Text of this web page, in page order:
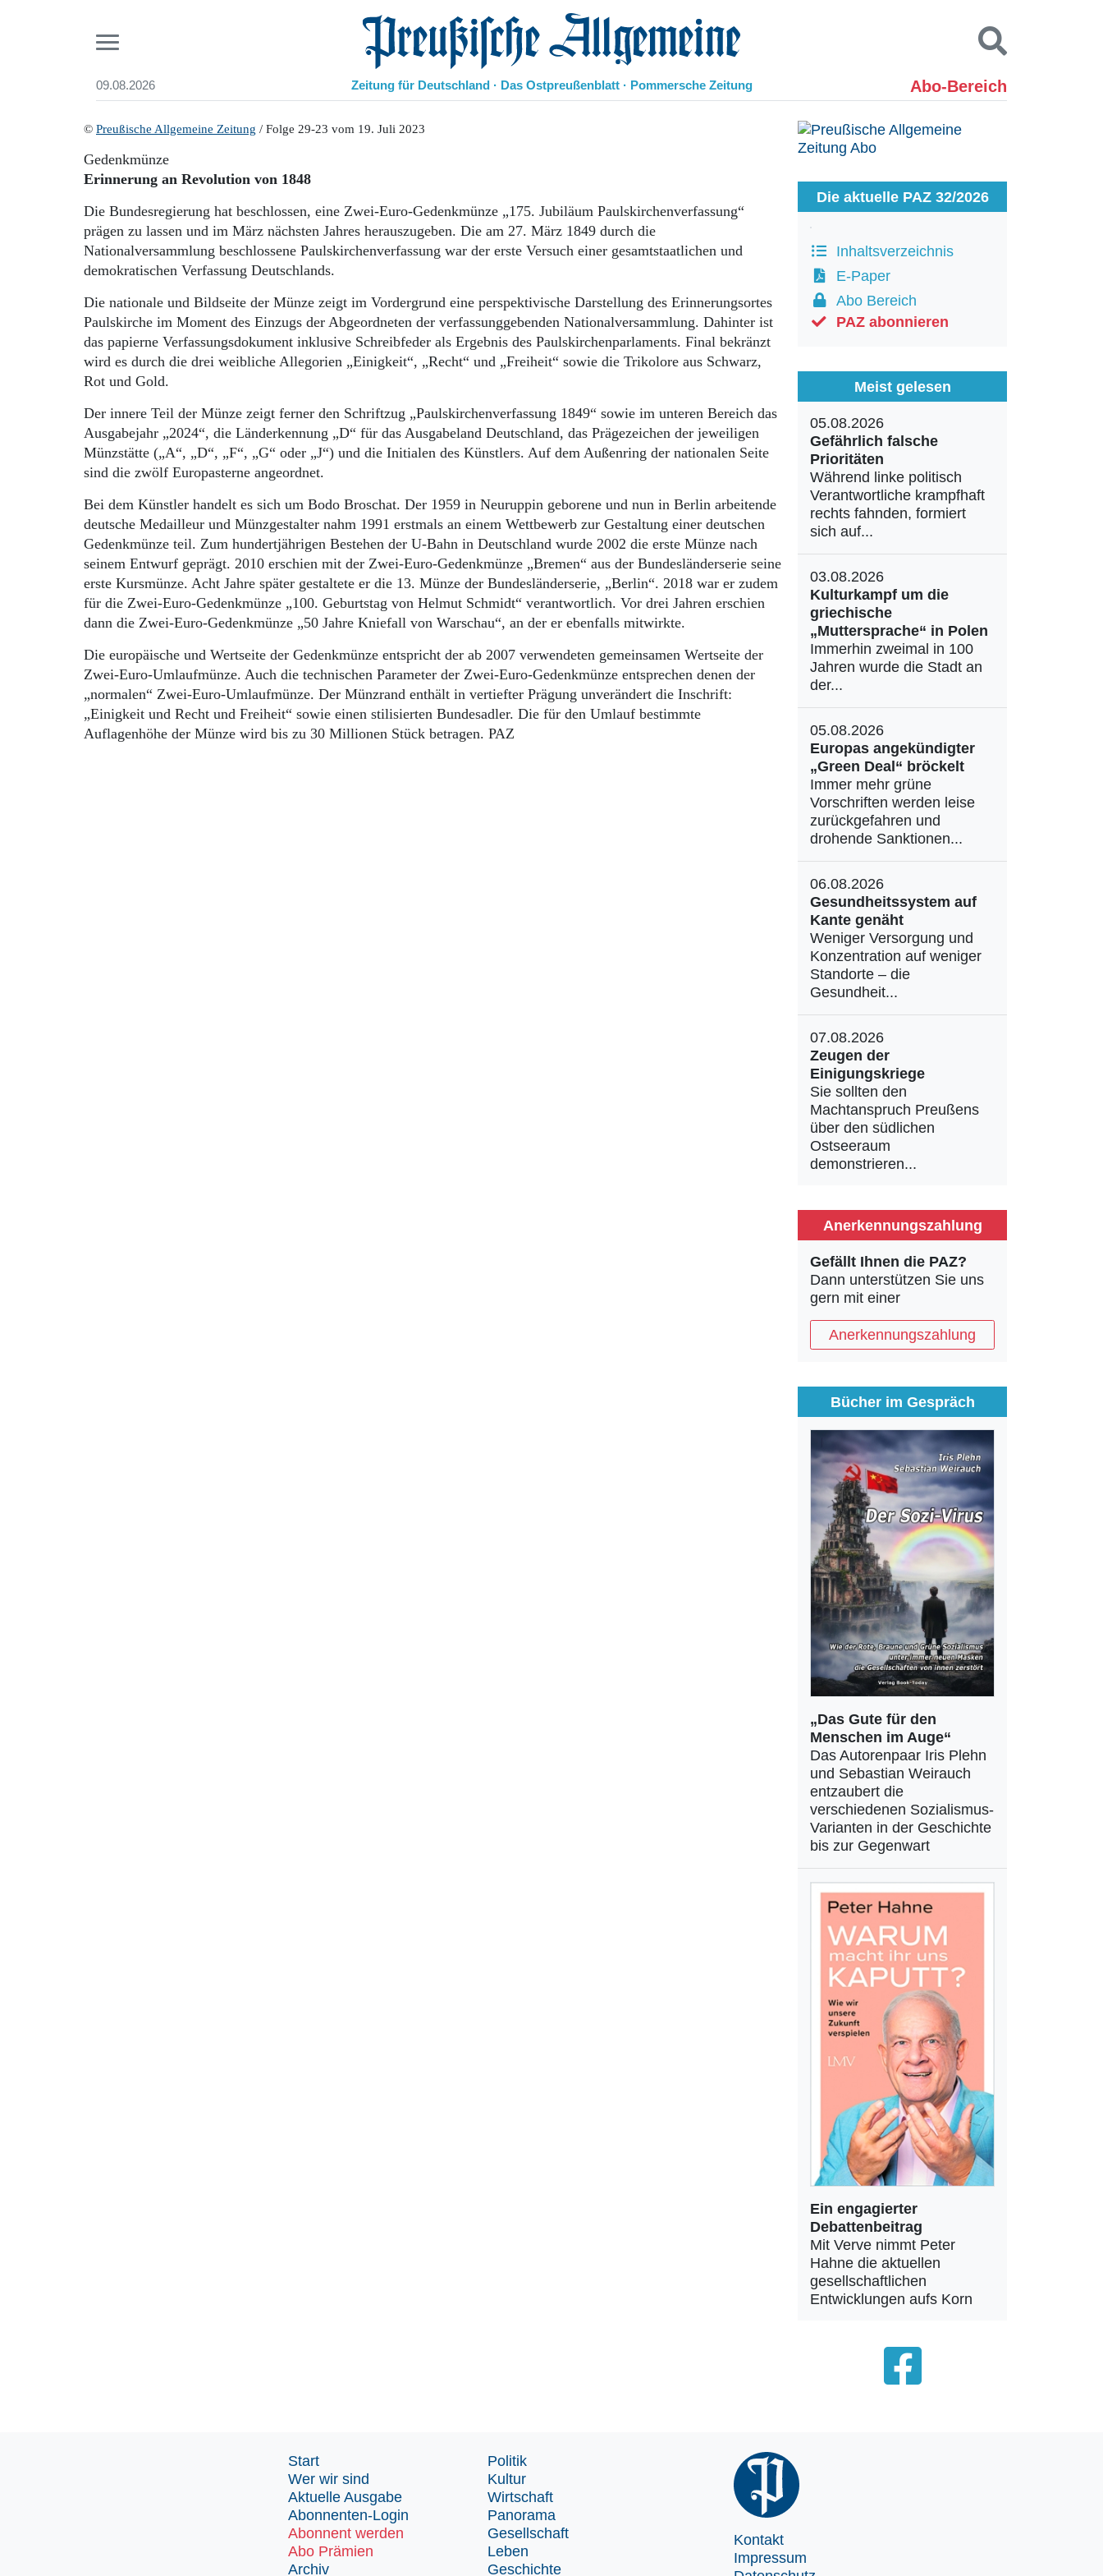
09.08.2026 Preußische Allgemeine Zeitung
Zeitung für Deutschland · Das Ostpreußenblatt · Pommersche Zeitung Abo-Bereich
Start
Aktuelle Ausgabe
Abonnenten-Login
Abonnent werden
Abo Prämien
Archiv
Mediadaten
Gesellschaft
Leben
Geschichte
Ostpreußen
Schlesien
Danzig und Westpreußen
Bücher
Kontakt
Suchen und finden
© Preußische Allgemeine Zeitung / Folge 29-23 vom 19. Juli 2023
Gedenkmünze
Erinnerung an Revolution von 1848
Die Bundesregierung hat beschlossen, eine Zwei-Euro-Gedenkmünze „175. Jubiläum Paulskirchenverfassung“
prägen zu lassen und im März nächsten Jahres herauszugeben. Die am 27. März 1849 durch die
Nationalversammlung beschlossene Paulskirchenverfassung war der erste Versuch einer gesamtstaatlichen und
demokratischen Verfassung Deutschlands.
Die nationale und Bildseite der Münze zeigt im Vordergrund eine perspektivische Darstellung des Erinnerungsortes
Paulskirche im Moment des Einzugs der Abgeordneten der verfassunggebenden Nationalversammlung. Dahinter ist
das papierne Verfassungsdokument inklusive Schreibfeder als Ergebnis des Paulskirchenparlaments. Final bekränzt
wird es durch die drei weibliche Allegorien „Einigkeit“, „Recht“ und „Freiheit“ sowie die Trikolore aus Schwarz,
Rot und Gold.
Der innere Teil der Münze zeigt ferner den Schriftzug „Paulskirchenverfassung 1849“ sowie im unteren Bereich das
Ausgabejahr „2024“, die Länderkennung „D“ für das Ausgabeland Deutschland, das Prägezeichen der jeweiligen
Münzstätte („A“, „D“, „F“, „G“ oder „J“) und die Initialen des Künstlers. Auf dem Außenring der nationalen Seite
sind die zwölf Europasterne angeordnet.
Bei dem Künstler handelt es sich um Bodo Broschat. Der 1959 in Neuruppin geborene und nun in Berlin arbeitende
deutsche Medailleur und Münzgestalter nahm 1991 erstmals an einem Wettbewerb zur Gestaltung einer deutschen
Gedenkmünze teil. Zum hundertjährigen Bestehen der U-Bahn in Deutschland wurde 2002 die erste Münze nach
seinem Entwurf geprägt. 2010 erschien mit der Zwei-Euro-Gedenkmünze „Bremen“ aus der Bundesländerserie seine
erste Kursmünze. Acht Jahre später gestaltete er die 13. Münze der Bundesländerserie, „Berlin“. 2018 war er zudem
für die Zwei-Euro-Gedenkmünze „100. Geburtstag von Helmut Schmidt“ verantwortlich. Vor drei Jahren erschien
dann die Zwei-Euro-Gedenkmünze „50 Jahre Kniefall von Warschau“, an der er ebenfalls mitwirkte.
Die europäische und Wertseite der Gedenkmünze entspricht der ab 2007 verwendeten gemeinsamen Wertseite der
Zwei-Euro-Umlaufmünze. Auch die technischen Parameter der Zwei-Euro-Gedenkmünze entsprechen denen der
„normalen“ Zwei-Euro-Umlaufmünze. Der Münzrand enthält in vertiefter Prägung unverändert die Inschrift:
„Einigkeit und Recht und Freiheit“ sowie einen stilisierten Bundesadler. Die für den Umlauf bestimmte
Auflagenhöhe der Münze wird bis zu 30 Millionen Stück betragen. PAZ
Die aktuelle PAZ 32/2026
Inhaltsverzeichnis
E-Paper
Abo Bereich
PAZ abonnieren
Meist gelesen
05.08.2026
Gefährlich falsche
Prioritäten
Während linke politisch
Verantwortliche krampfhaft
rechts fahnden, formiert
sich auf...
03.08.2026
Kulturkampf um die
griechische
„Muttersprache“ in Polen
Immerhin zweimal in 100
Jahren wurde die Stadt an
der...
05.08.2026
Europas angekündigter
„Green Deal“ bröckelt
Immer mehr grüne
Vorschriften werden leise
zurückgefahren und
drohende Sanktionen...
06.08.2026
Gesundheitssystem auf
Kante genäht
Weniger Versorgung und
Konzentration auf weniger
Standorte – die
Gesundheit...
07.08.2026
Zeugen der
Einigungskriege
Sie sollten den
Machtanspruch Preußens
über den südlichen
Ostseeraum
demonstrieren...
Anerkennungszahlung
Gefällt Ihnen die PAZ?
Dann unterstützen Sie uns
gern mit einer
Anerkennungszahlung
Bücher im Gespräch
„Das Gute für den
Menschen im Auge“
Das Autorenpaar Iris Plehn
und Sebastian Weirauch
entzaubert die
verschiedenen Sozialismus-
Varianten in der Geschichte
bis zur Gegenwart
Ein engagierter
Debattenbeitrag
Mit Verve nimmt Peter
Hahne die aktuellen
gesellschaftlichen
Entwicklungen aufs Korn
Start
Wer wir sind
Aktuelle Ausgabe
Abonnenten-Login
Abonnent werden
Abo Prämien
Archiv
Politik
Kultur
Wirtschaft
Panorama
Gesellschaft
Leben
Geschichte
Kontakt
Impressum